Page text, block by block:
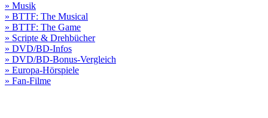
» Musik
» BTTF: The Musical
» BTTF: The Game
» Scripte & Drehbücher
» DVD/BD-Infos
» DVD/BD-Bonus-Vergleich
» Europa-Hörspiele
» Fan-Filme